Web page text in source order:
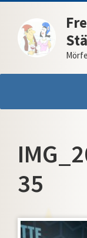
Inhalt
springen
35